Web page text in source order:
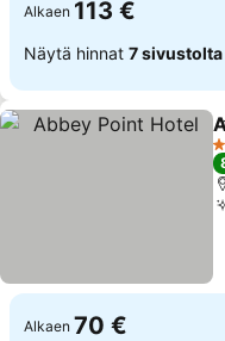
Alkaen 113 €
Näytä hinnat 7 sivustolta
3
Alkaen 70 €